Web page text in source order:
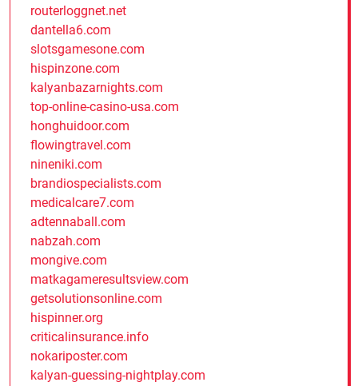
routerloggnet.net
dantella6.com
slotsgamesone.com
hispinzone.com
kalyanbazarnights.com
top-online-casino-usa.com
honghuidoor.com
flowingtravel.com
nineniki.com
brandiospecialists.com
medicalcare7.com
adtennaball.com
nabzah.com
mongive.com
matkagameresultsview.com
getsolutionsonline.com
hispinner.org
criticalinsurance.info
nokariposter.com
kalyan-guessing-nightplay.com